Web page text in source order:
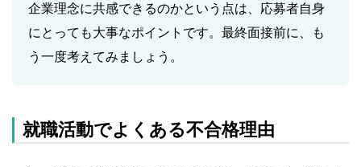
企業理念に共感できるのかという点は、応募者自身
にとっても大事なポイントです。最終面接前に、も
う一度考えてみましょう。
就職活動でよくある不合格理由